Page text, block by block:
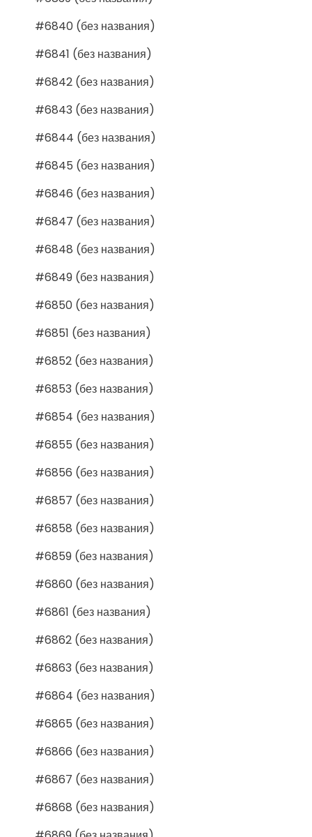
#6840 (без названия)
#6841 (без названия)
#6842 (без названия)
#6843 (без названия)
#6844 (без названия)
#6845 (без названия)
#6846 (без названия)
#6847 (без названия)
#6848 (без названия)
#6849 (без названия)
#6850 (без названия)
#6851 (без названия)
#6852 (без названия)
#6853 (без названия)
#6854 (без названия)
#6855 (без названия)
#6856 (без названия)
#6857 (без названия)
#6858 (без названия)
#6859 (без названия)
#6860 (без названия)
#6861 (без названия)
#6862 (без названия)
#6863 (без названия)
#6864 (без названия)
#6865 (без названия)
#6866 (без названия)
#6867 (без названия)
#6868 (без названия)